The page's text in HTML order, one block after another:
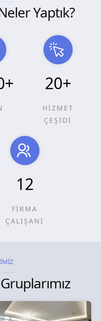
Yaptık?
+ 20+
HİZMET
ÇEŞİDİ
12
FİRMA
ÇALIŞANI